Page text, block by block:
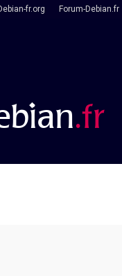
fr.org Forum-Debian.fr